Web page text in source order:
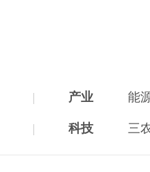
| 产业 能
| 科技 三